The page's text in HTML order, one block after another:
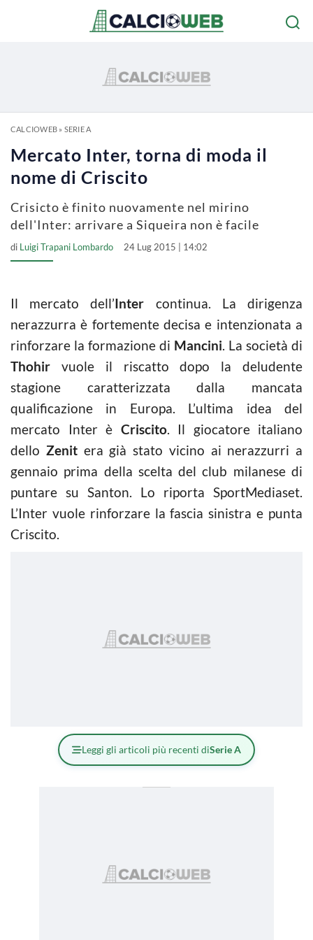
CALCIOWEB» SERIE A
Mercato Inter, torna di moda il
nome di Criscito
Crisicto è finito nuovamente nel mirino
dell'Inter: arrivare a Siqueira non è facile
di Luigi Trapani Lombardo 24 Lug 2015 | 14:02
Il mercato dell’Inter continua. La dirigenza
nerazzurra è fortemente decisa e intenzionata a
rinforzare la formazione di Mancini. La società di
Thohir vuole il riscatto dopo la deludente
stagione caratterizzata dalla mancata
qualificazione in Europa. L’ultima idea del
mercato Inter è Criscito. Il giocatore italiano
dello Zenitera già stato vicino ai nerazzurri a
gennaio prima della scelta del club milanese di
puntare su Santon. Lo riporta SportMediaset.
L’Inter vuole rinforzare la fascia sinistra e punta
Criscito.
Leggi gli articoli più recenti diSerie A